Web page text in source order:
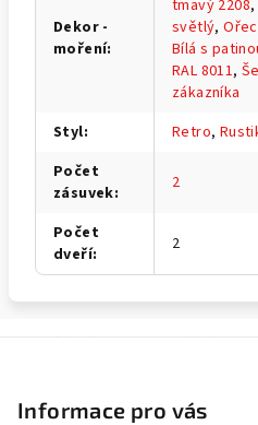
Dekor -
moření:
tmavý 2208,
světlý,
Bílá s
RAL 8011,
zákazníka
Styl: Retro,
Počet
zásuvek: 2
Počet
dveří: 2
Informace pro vás